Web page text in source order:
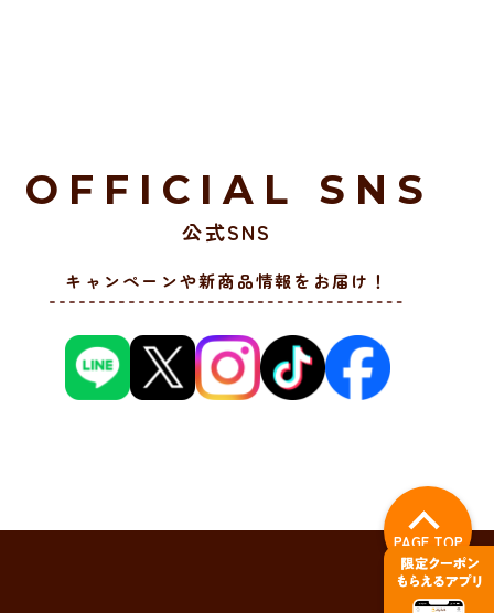
OFFICIAL SNS
公式SNS
キャンペーンや新商品情報をお届け！
PAGE TOP